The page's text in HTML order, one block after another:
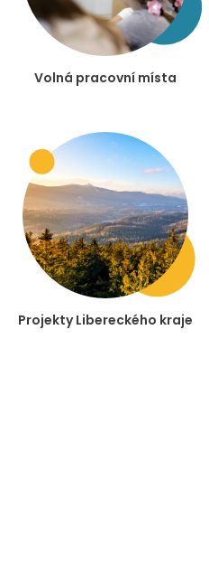
Volná pracovní místa
Projekty Libereckého kraje